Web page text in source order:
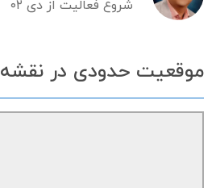
شروع فعالیت از دی ۰۲
موقعیت حدودی در نقشه